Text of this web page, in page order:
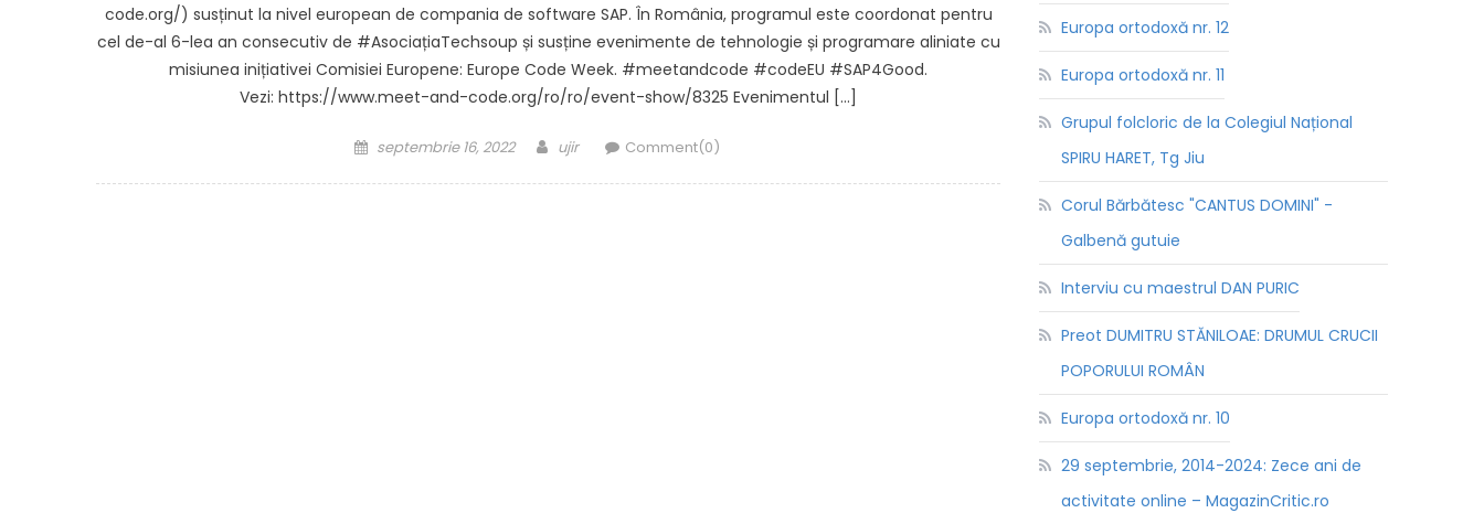
code.org/) susținut la nivel european de compania de software SAP. În România, programul este coordonat pentru
cel de-al 6-lea an consecutiv de #AsociațiaTechsoup și susține evenimente de tehnologie și programare aliniate cu
misiunea inițiativei Comisiei Europene: Europe Code Week. #meetandcode #codeEU #SAP4Good.
Vezi: https://www.meet-and-code.org/ro/ro/event-show/8325 Evenimentul […]
Posted on
septembrie 16, 2022 Author
ujir Comment(0)
Europa ortodoxă nr. 12
Europa ortodoxă nr. 11
Grupul folcloric de la Colegiul Național
SPIRU HARET, Tg Jiu
Corul Bărbătesc "CANTUS DOMINI" -
Galbenă gutuie
Interviu cu maestrul DAN PURIC
Preot DUMITRU STĂNILOAE: DRUMUL CRUCII
POPORULUI ROMÂN
Europa ortodoxă nr. 10
29 septembrie, 2014-2024: Zece ani de
activitate online – MagazinCritic.ro